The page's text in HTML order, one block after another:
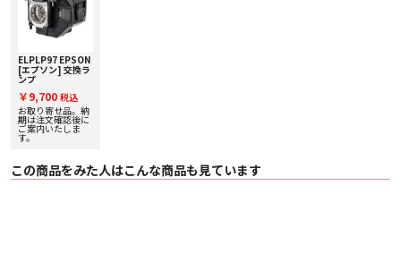
ELPLP97 EPSON
[エプソン] 交換ラ
ンプ
￥9,700 税込
お取り寄せ品。納
期は注文確認後に
ご案内いたしま
す。
この商品をみた人はこんな商品も見ています